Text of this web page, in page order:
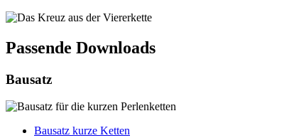
Passende Downloads
Bausatz
Bausatz kurze Ketten